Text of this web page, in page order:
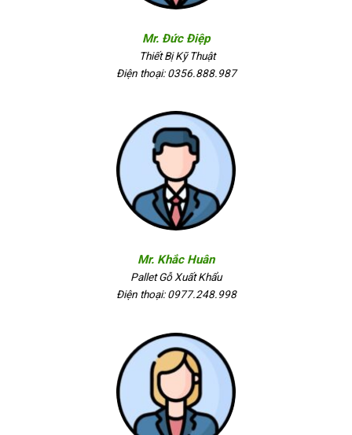
Mr. Đức Điệp
Thiết Bị Kỹ Thuật
Điện thoại: 0356.888.987
Mr. Khắc Huân
Pallet Gỗ Xuất Khẩu
Điện thoại: 0977.248.998